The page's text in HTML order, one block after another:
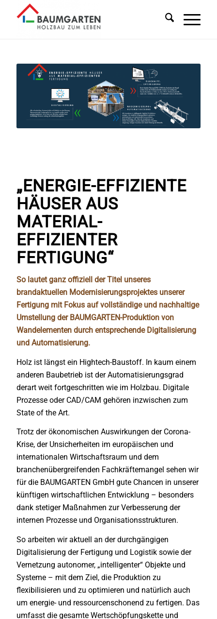
„ENERGIE-EFFIZIENTE
HÄUSER AUS
MATERIAL-
EFFIZIENTER
FERTIGUNG“
So lautet ganz offiziell der Titel unseres
brandaktuellen Modernisierungsprojektes unserer
Fertigung mit Fokus auf vollständige und nachhaltige
Umstellung der BAUMGARTEN-Produktion von
Wandelementen durch entsprechende Digitalisierung
und Automatisierung.
Holz ist längst ein Hightech-Baustoff. In kaum einem
anderen Baubetrieb ist der Automatisierungsgrad
derart weit fortgeschritten wie im Holzbau. Digitale
Prozesse oder CAD/CAM gehören inzwischen zum
State of the Art.
Trotz der ökonomischen Auswirkungen der Corona‐
Krise, der Unsicherheiten im europäischen und
internationalen Wirtschaftsraum und dem
branchenübergreifenden Fachkräftemangel sehen wir
für die BAUMGARTEN GmbH gute Chancen in unserer
künftigen wirtschaftlichen Entwicklung – besonders
dank stetiger Maßnahmen zur Verbesserung der
internen Prozesse und Organisationsstrukturen.
So arbeiten wir aktuell an der durchgängigen
Digitalisierung der Fertigung und Logistik sowie der
Vernetzung autonomer, „intelligenter“ Objekte und
Systeme – mit dem Ziel, die Produktion zu
flexibilisieren und zu optimieren und natürlich auch
um energie- und ressourcenschonend zu fertigen. Das
umfasst die gesamte Wertschöpfungskette und